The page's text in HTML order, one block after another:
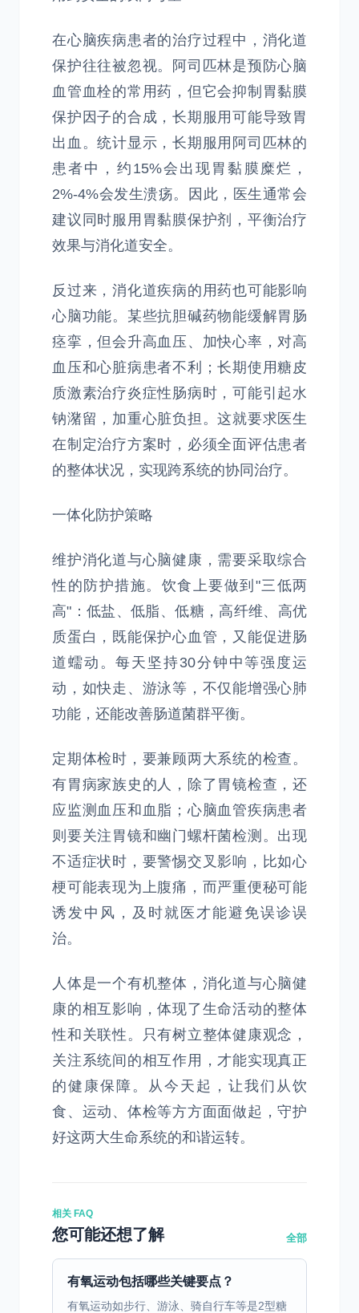
在心脑疾病患者的治疗过程中，消化道
保护往往被忽视。阿司匹林是预防心脑
血管血栓的常用药，但它会抑制胃黏膜
保护因子的合成，长期服用可能导致胃
出血。统计显示，长期服用阿司匹林的
患者中，约15%会出现胃黏膜糜烂，
2%-4%会发生溃疡。因此，医生通常会
建议同时服用胃黏膜保护剂，平衡治疗
效果与消化道安全。
反过来，消化道疾病的用药也可能影响
心脑功能。某些抗胆碱药物能缓解胃肠
痉挛，但会升高血压、加快心率，对高
血压和心脏病患者不利；长期使用糖皮
质激素治疗炎症性肠病时，可能引起水
钠潴留，加重心脏负担。这就要求医生
在制定治疗方案时，必须全面评估患者
的整体状况，实现跨系统的协同治疗。
一体化防护策略
维护消化道与心脑健康，需要采取综合
性的防护措施。饮食上要做到"三低两
高"：低盐、低脂、低糖，高纤维、高优
质蛋白，既能保护心血管，又能促进肠
道蠕动。每天坚持30分钟中等强度运
动，如快走、游泳等，不仅能增强心肺
功能，还能改善肠道菌群平衡。
定期体检时，要兼顾两大系统的检查。
有胃病家族史的人，除了胃镜检查，还
应监测血压和血脂；心脑血管疾病患者
则要关注胃镜和幽门螺杆菌检测。出现
不适症状时，要警惕交叉影响，比如心
梗可能表现为上腹痛，而严重便秘可能
诱发中风，及时就医才能避免误诊误
治。
人体是一个有机整体，消化道与心脑健
康的相互影响，体现了生命活动的整体
性和关联性。只有树立整体健康观念，
关注系统间的相互作用，才能实现真正
的健康保障。从今天起，让我们从饮
食、运动、体检等方方面面做起，守护
好这两大生命系统的和谐运转。
相关 FAQ
您可能还想了解 全部
有氧运动包括哪些关键要点？
有氧运动如步行、游泳、骑自行车等是2型糖